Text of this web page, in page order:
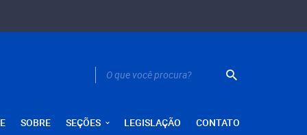
SOBRE SEÇÕES LEGISLAÇÃO CONTATO